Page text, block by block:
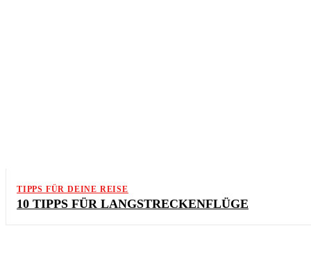
TIPPS FÜR DEINE REISE
10 TIPPS FÜR LANGSTRECKENFLÜGE